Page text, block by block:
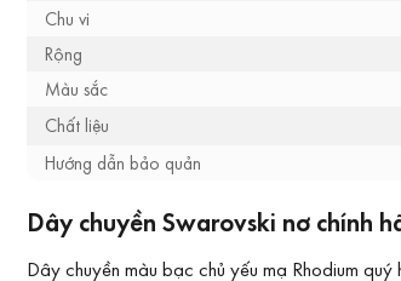
Chu vi
Rộng
Màu sắc
Chất liệu
Hướng dẫn bảo quản
Dây chuyền Swarovski nơ chính
Dây chuyền màu bạc chủ yếu mạ Rhodium